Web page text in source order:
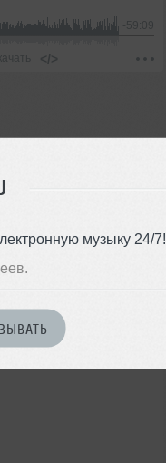
музыку 24/7!
-59:09
</>